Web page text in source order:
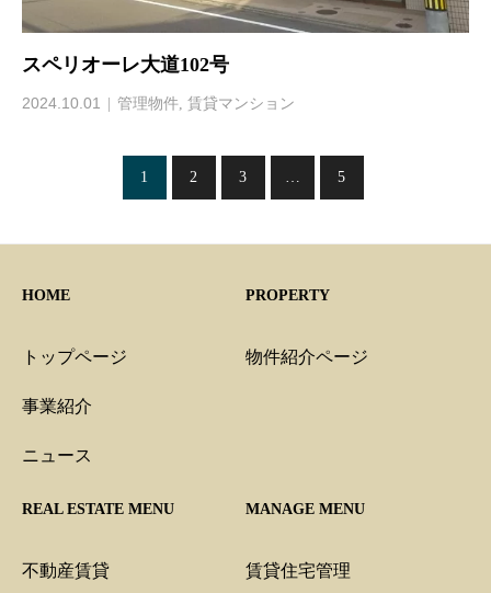
スペリオーレ大道102号
2024.10.01 管理物件 賃貸マンション
1 2 3 … 5
HOME
トップページ
事業紹介
ニュース
PROPERTY
物件紹介ページ
REAL ESTATE MENU
不動産賃貸
MANAGE MENU
賃貸住宅管理